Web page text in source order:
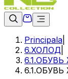
Principala
6.ХОЛОД